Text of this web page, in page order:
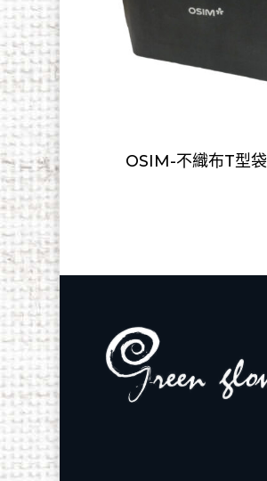
OSIM-不織布T型袋